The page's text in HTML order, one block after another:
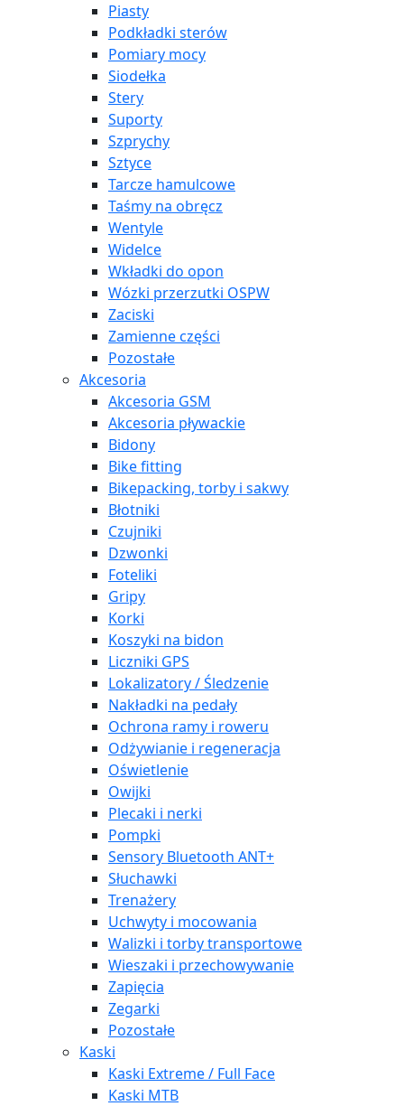
Piasty
Podkładki sterów
Pomiary mocy
Siodełka
Stery
Suporty
Szprychy
Sztyce
Tarcze hamulcowe
Taśmy na obręcz
Wentyle
Widelce
Wkładki do opon
Wózki przerzutki OSPW
Zaciski
Zamienne części
Pozostałe
Akcesoria
Akcesoria GSM
Akcesoria pływackie
Bidony
Bike fitting
Bikepacking, torby i sakwy
Błotniki
Czujniki
Dzwonki
Foteliki
Gripy
Korki
Koszyki na bidon
Liczniki GPS
Lokalizatory / Śledzenie
Nakładki na pedały
Ochrona ramy i roweru
Odżywianie i regeneracja
Oświetlenie
Owijki
Plecaki i nerki
Pompki
Sensory Bluetooth ANT+
Słuchawki
Trenażery
Uchwyty i mocowania
Walizki i torby transportowe
Wieszaki i przechowywanie
Zapięcia
Zegarki
Pozostałe
Kaski
Kaski Extreme / Full Face
Kaski MTB